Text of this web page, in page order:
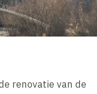
renovatie van de